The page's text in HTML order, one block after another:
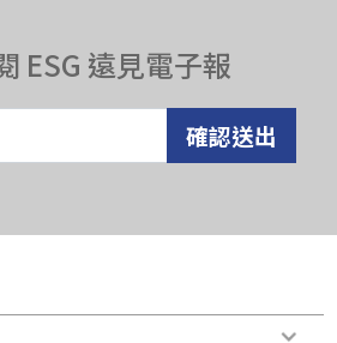
ESG 遠見電子報
確認送出